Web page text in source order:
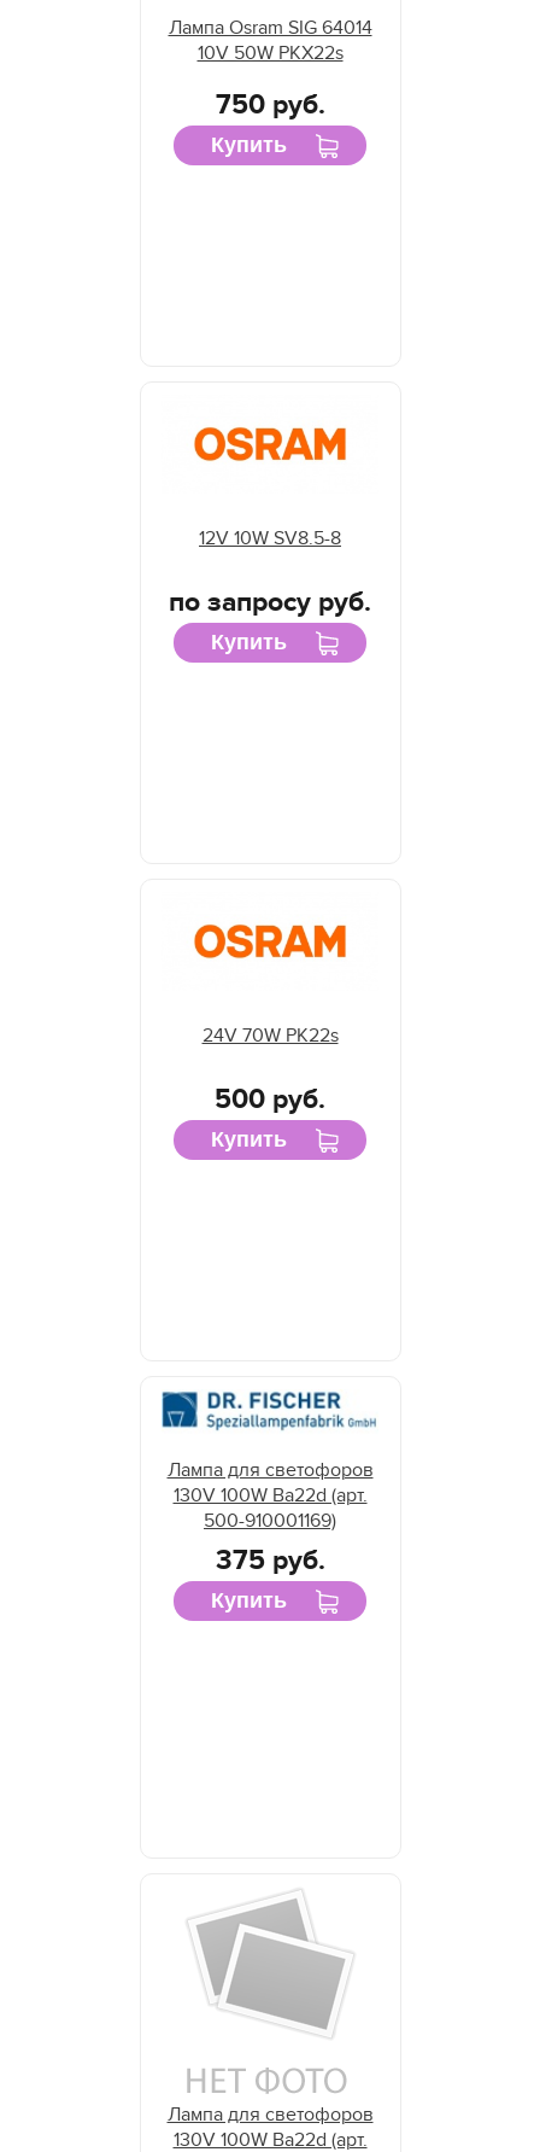
Лампа Osram SIG 64014
10V 50W PKX22s
750 руб.
Купить
12V 10W SV8.5-8
по запросу руб.
Купить
24V 70W PK22s
500 руб.
Купить
Лампа для светофоров
130V 100W Ba22d (арт.
500-910001169)
375 руб.
Купить
Лампа для светофоров
130V 100W Ba22d (арт.